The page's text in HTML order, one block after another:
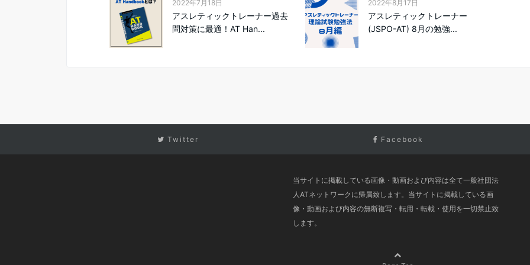
2022年7月18日
アスレティックトレーナー過去
問対策に最適！AT Han...
2022年8月17日
アスレティックトレーナー
(JSPO-AT) 8月の勉強...
Twitter Facebook
当サイトに掲載している画像・動画および内容は全て一般社団法
人ATネットワークに帰属致します。当サイトに掲載している画
像・動画および内容の無断複写・転用・転載・使用を一切禁止致
します。